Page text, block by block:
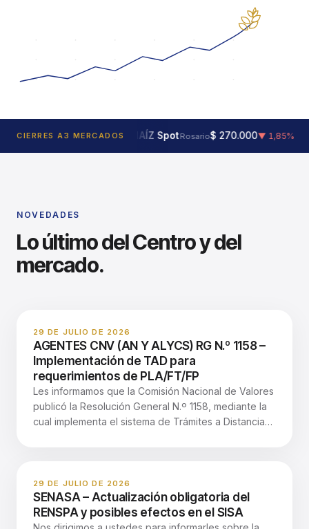
CIERRES A3 MERCADOS
0,41% MAÍZ Spot Rosario$ 270.000▼ 1,85%
NOVEDADES
Lo último del Centro y del
mercado.
29 DE JULIO DE 2026
AGENTES CNV (AN Y ALYCS) RG N.º 1158 –
Implementación de TAD para
requerimientos de PLA/FT/FP
Les informamos que la Comisión Nacional de Valores
publicó la Resolución General N.º 1158, mediante la
cual implementa el sistema de Trámites a Distancia
Prevención del Lavado de Activos, la Financiación
del Terrorismo y la Financiación de la Proliferación
—PLA/FT/FP—. La medida entrará en vigencia el 10
29 DE JULIO DE 2026
SENASA – Actualización obligatoria del
RENSPA y posibles efectos en el SISA